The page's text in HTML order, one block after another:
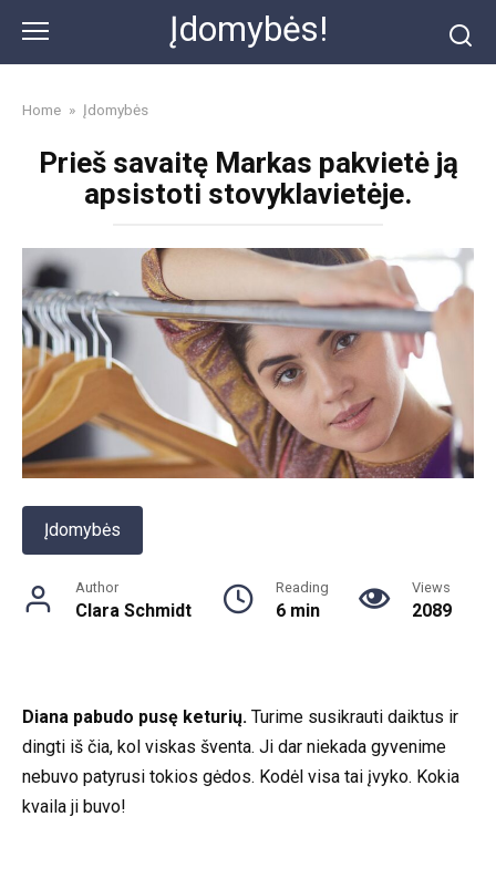
content
Įdomybės!
Home » Įdomybės
Prieš savaitę Markas pakvietė ją
apsistoti stovyklavietėje.
Įdomybės
Author
Clara Schmidt
Reading
6 min
Views
2089
Diana pabudo pusę keturių. Turime susikrauti daiktus ir
dingti iš čia, kol viskas šventa. Ji dar niekada gyvenime
nebuvo patyrusi tokios gėdos. Kodėl visa tai įvyko. Kokia
kvaila ji buvo!